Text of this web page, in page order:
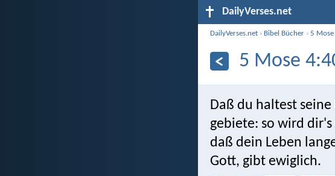
DailyVerses.net
DailyVerses.net › Bibel Bücher ›5 Mose
5 Mose
Daß du haltest
gebiete: so wird
daß dein Leben
Gott, gibt ewiglich.